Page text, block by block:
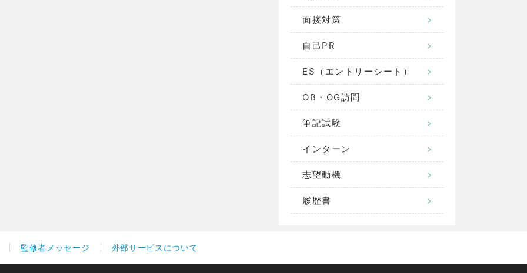
面接対策
自己PR
ES（エントリーシート）
OB・OG訪問
筆記試験
インターン
志望動機
履歴書
監修者メッセージ 外部サービスについて